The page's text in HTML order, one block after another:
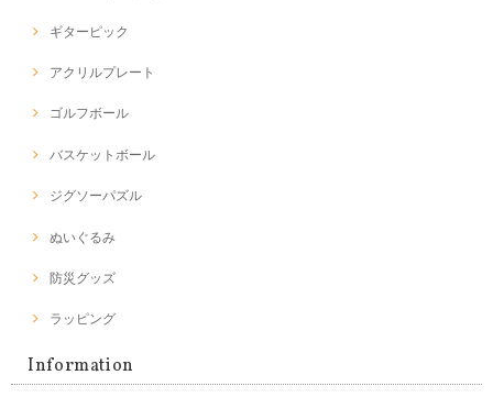
ギターピック
アクリルプレート
ゴルフボール
バスケットボール
ジグソーパズル
ぬいぐるみ
防災グッズ
ラッピング
Information